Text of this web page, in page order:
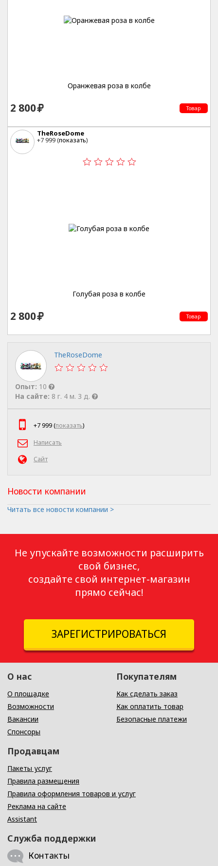
Оранжевая роза в колбе
2 800 Товар
TheRoseDome
+7 999 (показать)
Голубая роза в колбе
2 800 Товар
TheRoseDome
Опыт: 10
На сайте: 8 г. 4 м. 3 д.
+7 999 (показать)
Написать
Сайт
Новости компании
Читать все новости компании >
Не упускайте возможности расширить
свой бизнес,
создайте свой интернет-магазин
прямо сейчас!
ЗАРЕГИСТРИРОВАТЬСЯ
О нас
О площадке
Возможности
Вакансии
Спонсоры
Покупателям
Как сделать заказ
Как оплатить товар
Безопасные платежи
Продавцам
Пакеты услуг
Правила размещения
Правила оформления товаров и услуг
Реклама на сайте
Assistant
Служба поддержки
Контакты